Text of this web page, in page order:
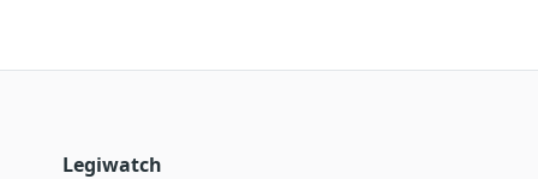
Legiwatch